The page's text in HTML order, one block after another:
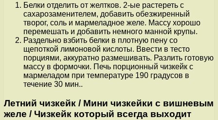
Белки отделить от желтков. 2-ые растереть с
сахарозаменителем, добавить обезжиренный
творог, соль и мармеладное желе. Массу хорошо
перемешать и добавить немного манной крупы.
Раздельно взбить белки в плотную пену со
щепоткой лимоновой кислоты. Ввести в тесто
порциями, аккуратно размешивать. Разлить готовую
массу в формочки. Печь порционный чизкейк с
мармеладом при температуре 190 градусов в
течение 30 мин..
Летний чизкейк / Мини чизкейки с вишневым
желе / Чизкейк который всегда выходит